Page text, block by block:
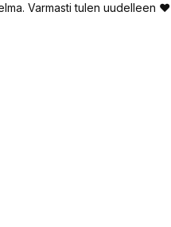
Varmasti tulen uudelleen ❤️